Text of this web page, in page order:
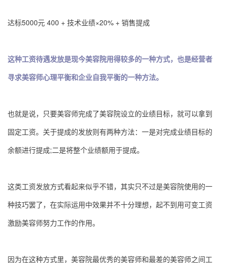
达标5000元 400 + 技术业绩×20% + 销售提成
这种工资待遇发放是现今美容院用得较多的一种方式，也是经营者
寻求美容师心理平衡和企业自我平衡的一种方法。
也就是说，只要美容师完成了美容院设立的业绩目标，就可以拿到
固定工资。关于提成的发放则有两种方法：一是对完成业绩目标的
余额进行提成;二是将整个业绩额用于提成。
这类工资发放方式看起来似乎不错，其实只不过是美容院使用的一
种技巧罢了，在实际运用中效果并不十分理想，起不到用可变工资
激励美容师努力工作的作用。
因为在这种方式里，美容院最优秀的美容师和最差的美容师之间工